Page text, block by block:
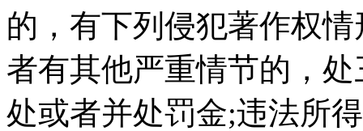
的，有下列侵犯著作权
者有其他严重情节的，
处或者并处罚金;违法所